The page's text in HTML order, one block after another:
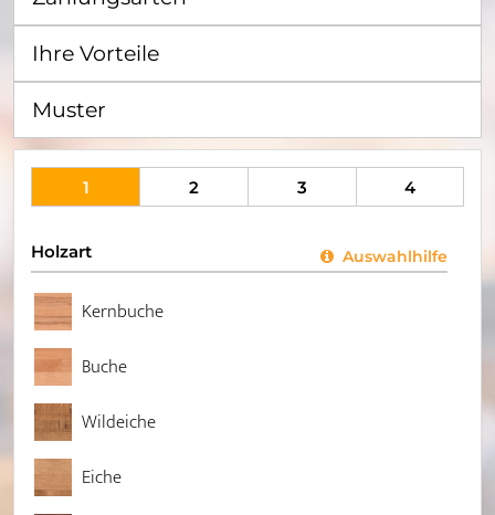
Ihre Vorteile
Muster
1 2 3 4
Holzart Auswahlhilfe
Kernbuche
Buche
Wildeiche
Eiche